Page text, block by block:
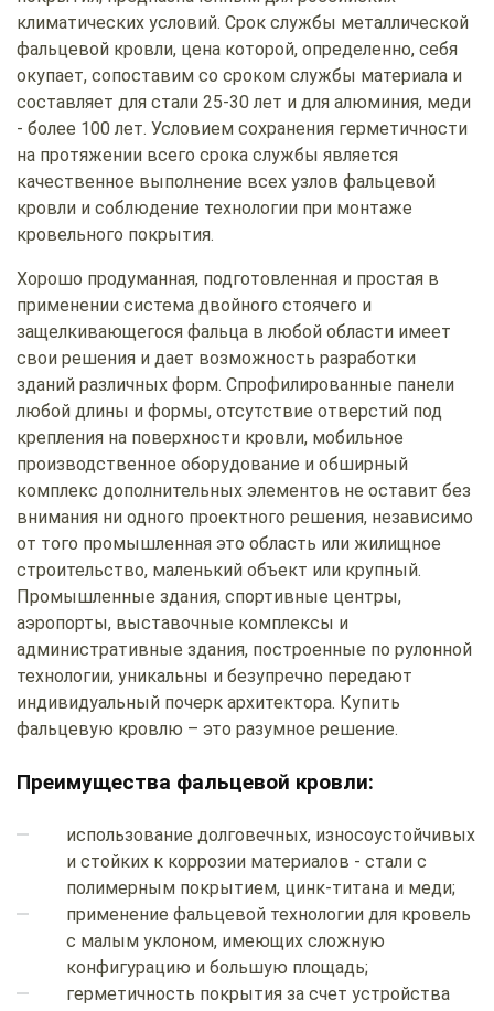
климатических условий. Срок службы металлической
фальцевой кровли, цена которой, определенно, себя
окупает, сопоставим со сроком службы материала и
составляет для стали 25-30 лет и для алюминия, меди
- более 100 лет. Условием сохранения герметичности
на протяжении всего срока службы является
качественное выполнение всех узлов фальцевой
кровли и соблюдение технологии при монтаже
кровельного покрытия.
Хорошо продуманная, подготовленная и простая в
применении система двойного стоячего и
защелкивающегося фальца в любой области имеет
свои решения и дает возможность разработки
зданий различных форм. Спрофилированные панели
любой длины и формы, отсутствие отверстий под
крепления на поверхности кровли, мобильное
производственное оборудование и обширный
комплекс дополнительных элементов не оставит без
внимания ни одного проектного решения, независимо
от того промышленная это область или жилищное
строительство, маленький объект или крупный.
Промышленные здания, спортивные центры,
аэропорты, выставочные комплексы и
административные здания, построенные по рулонной
технологии, уникальны и безупречно передают
индивидуальный почерк архитектора. Купить
фальцевую кровлю – это разумное решение.
Преимущества фальцевой кровли:
использование долговечных, износоустойчивых
и стойких к коррозии материалов - стали с
полимерным покрытием, цинк-титана и меди;
применение фальцевой технологии для кровель
с малым уклоном, имеющих сложную
конфигурацию и большую площадь;
герметичность покрытия за счет устройства